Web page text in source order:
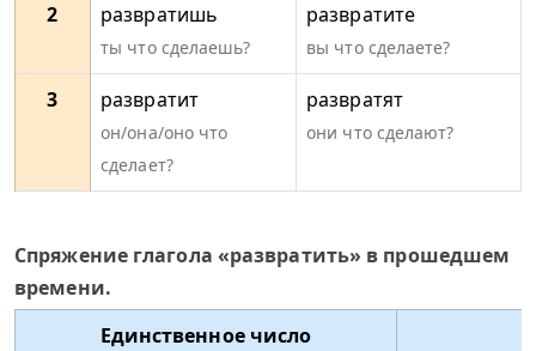
2 развратишь
ты что сделаешь?
развратите
вы что сделаете?
3 развратит
он/она/оно что
сделает?
развратят
они что сделают?
Спряжение глагола «развратить» в прошедшем
времени.
Единственное число